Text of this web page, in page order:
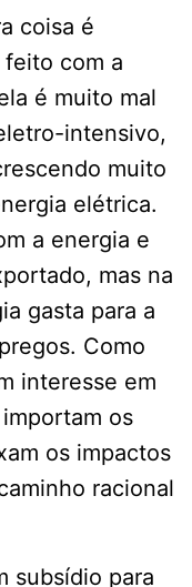
coisa é
com a
é muito mal
intensivo,
muito
elétrica.
a energia e
mas na
gasta para a
Como
interesse em
os
os impactos
racional
subsídio para